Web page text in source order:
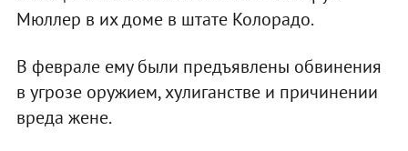
Мюллер в их доме в штате Колорадо.
В феврале ему были предъявлены обвинения
в угрозе оружием, хулиганстве и причинении
вреда жене.